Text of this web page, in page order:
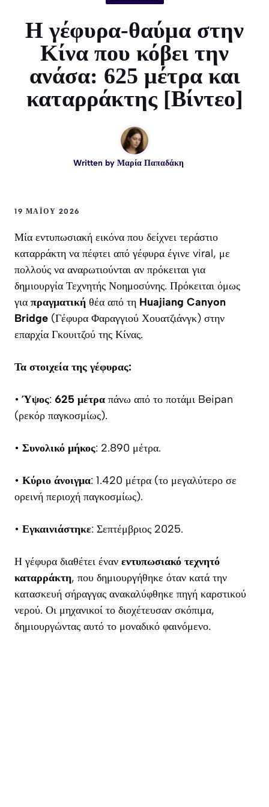
Η γέφυρα-θαύμα στην
Κίνα που κόβει την
ανάσα: 625 μέτρα και
καταρράκτης [Βίντεο]
Written by Μαρία Παπαδάκη
19 ΜΑΪ́ΟΥ 2026
Μία εντυπωσιακή εικόνα που δείχνει τεράστιο
καταρράκτη να πέφτει από γέφυρα έγινε viral, με
πολλούς να αναρωτιούνται αν πρόκειται για
δημιουργία Τεχνητής Νοημοσύνης. Πρόκειται όμως
για πραγματική θέα από τη Huajiang Canyon
Bridge (Γέφυρα Φαραγγιού Χουατζιάνγκ) στην
επαρχία Γκουιτζού της Κίνας.
Τα στοιχεία της γέφυρας:
•Ύψος: 625 μέτρα πάνω από το ποτάμι Beipan
(ρεκόρ παγκοσμίως).
• Συνολικό μήκος: 2.890 μέτρα.
• Κύριο άνοιγμα: 1.420 μέτρα (το μεγαλύτερο σε
ορεινή περιοχή παγκοσμίως).
• Εγκαινιάστηκε: Σεπτέμβριος 2025.
Η γέφυρα διαθέτει έναν εντυπωσιακό τεχνητό
καταρράκτη, που δημιουργήθηκε όταν κατά την
κατασκευή σήραγγας ανακαλύφθηκε πηγή καρστικού
νερού. Οι μηχανικοί το διοχέτευσαν σκόπιμα,
δημιουργώντας αυτό το μοναδικό φαινόμενο.